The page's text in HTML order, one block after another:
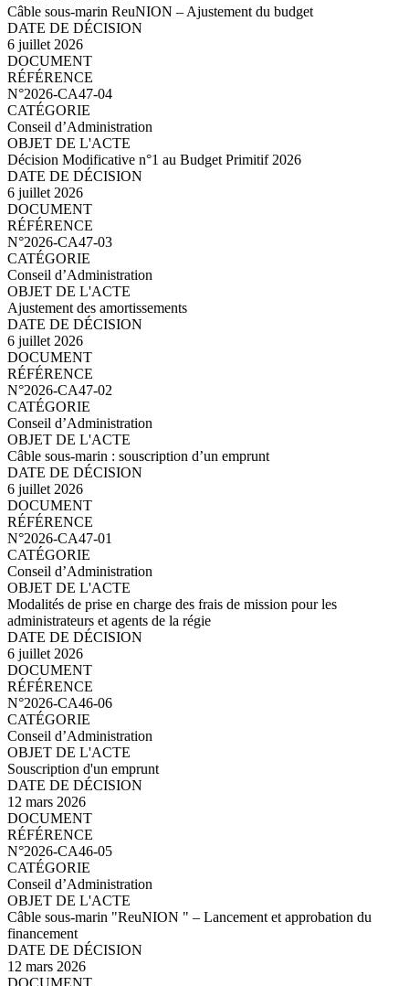
Câble sous-marin ReuNION – Ajustement du budget
6 juillet 2026
N°2026-CA47-04
Conseil d’Administration
Décision Modificative n°1 au Budget Primitif 2026
6 juillet 2026
N°2026-CA47-03
Conseil d’Administration
Ajustement des amortissements
6 juillet 2026
N°2026-CA47-02
Conseil d’Administration
Câble sous-marin : souscription d’un emprunt
6 juillet 2026
N°2026-CA47-01
Conseil d’Administration
Modalités de prise en charge des frais de mission pour les
administrateurs et agents de la régie
6 juillet 2026
N°2026-CA46-06
Conseil d’Administration
Souscription d'un emprunt
12 mars 2026
N°2026-CA46-05
Conseil d’Administration
Câble sous-marin "ReuNION " – Lancement et approbation du
financement
12 mars 2026